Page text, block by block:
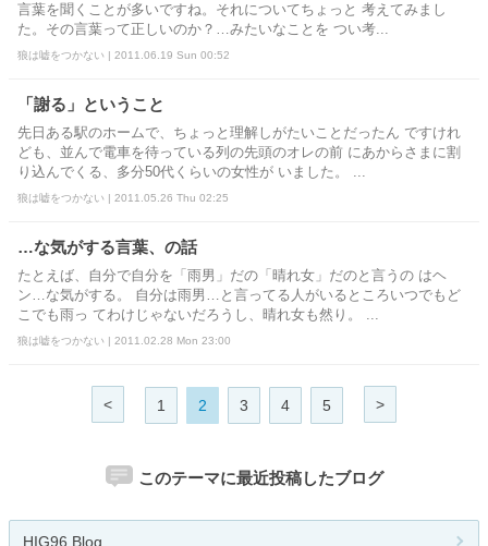
言葉を聞くことが多いですね。それについてちょっと 考えてみまし
た。その言葉って正しいのか？…みたいなことを つい考...
狼は嘘をつかない | 2011.06.19 Sun 00:52
「謝る」ということ
先日ある駅のホームで、ちょっと理解しがたいことだったん ですけれ
ども、並んで電車を待っている列の先頭のオレの前 にあからさまに割
り込んでくる、多分50代くらいの女性が いました。 ...
狼は嘘をつかない | 2011.05.26 Thu 02:25
…な気がする言葉、の話
たとえば、自分で自分を「雨男」だの「晴れ女」だのと言うの はヘ
ン…な気がする。 自分は雨男…と言ってる人がいるところいつでもど
こでも雨っ てわけじゃないだろうし、晴れ女も然り。 ...
狼は嘘をつかない | 2011.02.28 Mon 23:00
< 1 2 3 4 5 >
このテーマに最近投稿したブログ
HIG96 Blog